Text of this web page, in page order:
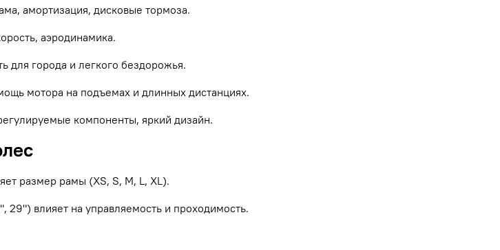
амортизация, дисковые тормоза.
аэродинамика.
для города и легкого бездорожья.
мотора на подъемах и длинных дистанциях.
компоненты, яркий дизайн.
размер рамы (XS, S, M, L, XL).
29") влияет на управляемость и проходимость.